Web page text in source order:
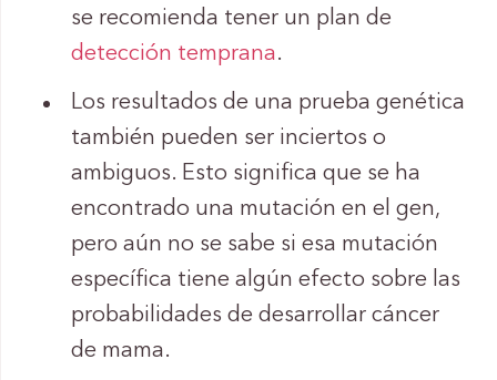
se recomienda tener un plan de
detección temprana.
Los resultados de una prueba genética
también pueden ser inciertos o
ambiguos. Esto significa que se ha
encontrado una mutación en el gen,
pero aún no se sabe si esa mutación
específica tiene algún efecto sobre las
probabilidades de desarrollar cáncer
de mama.